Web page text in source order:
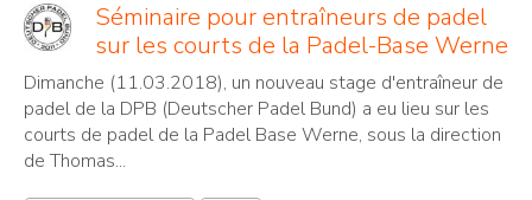
Séminaire pour entraîneurs de padel
sur les courts de la Padel-Base Werne
Dimanche (11.03.2018), un nouveau stage d'entraîneur de
padel de la DPB (Deutscher Padel Bund) a eu lieu sur les
courts de padel de la Padel Base Werne, sous la direction
de Thomas...